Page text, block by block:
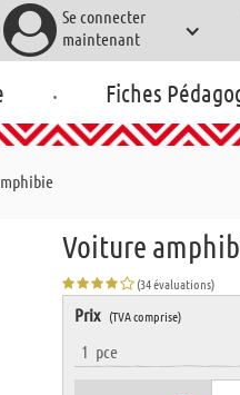
Se connecter
maintenant
. Fiches
Voiture
(34 évaluations)
Prix (TVA comprise)
1 pce